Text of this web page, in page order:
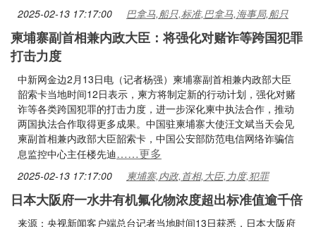
2025-02-13 17:17:00 巴拿马,船只,标准,巴拿马,海事局,船只
柬埔寨副首相兼内政大臣：将强化对赌诈等跨国犯罪
打击力度
中新网金边2月13日电（记者杨强）柬埔寨副首相兼内政部大臣
韶索卡当地时间12日表示，柬方将制定新的行动计划，强化对赌
诈等各类跨国犯罪的打击力度，进一步深化柬中执法合作，推动
两国执法合作取得更多成果。中国驻柬埔寨大使汪文斌当天会见
柬副首相兼内政部大臣韶索卡，中国公安部防范电信网络诈骗信
息监控中心主任楼先迪……更多
2025-02-13 17:17:00 柬埔寨,内政,首相,大臣,力度,犯罪
日本大阪府一水井有机氟化物浓度超出标准值逾千倍
来源：央视新闻客户端总台记者当地时间13日获悉，日本大阪府